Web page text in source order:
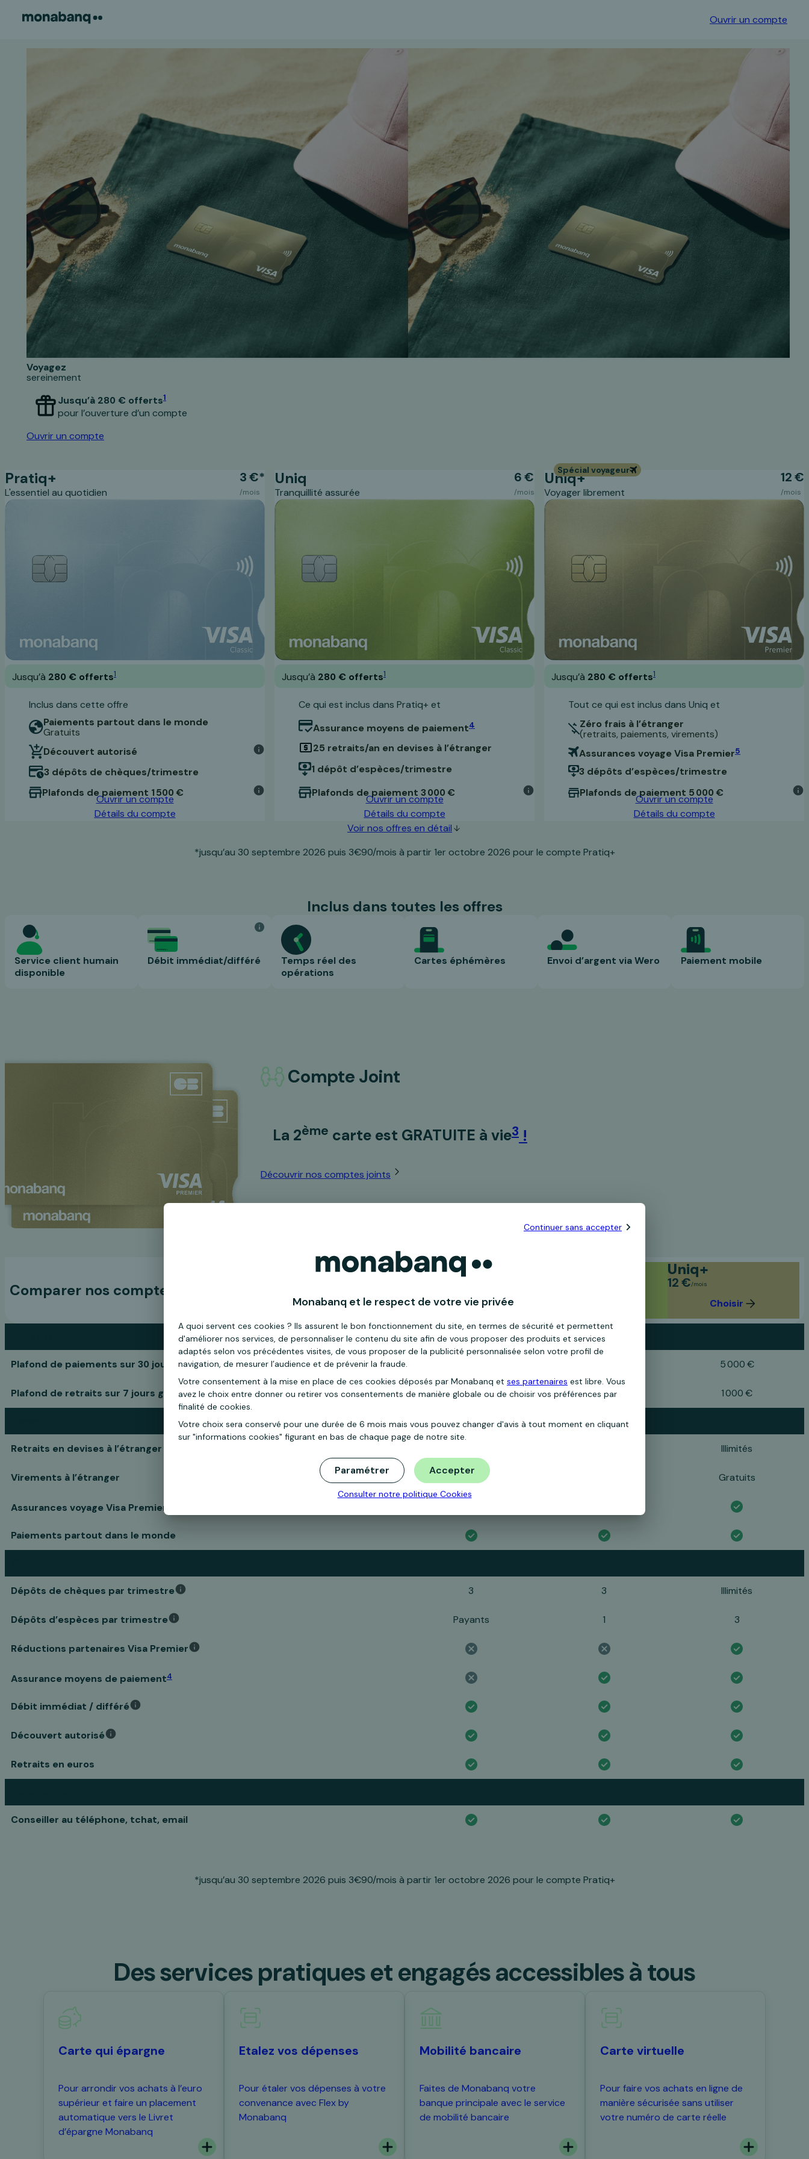
Ouvrir un compte
Voyagez
sereinement
Ouvrir un compte
Jusqu’à 280 € offerts1
pour l’ouverture d’un compte
Pratiq+
L'essentiel au quotidien
3 €*
/mois
Jusqu’à 280 € offerts1
Inclus dans cette offre
Paiements partout dans le monde
Gratuits
Découvert autorisé
3 dépôts de chèques/trimestre
Plafonds de paiement 1 500 €
Ouvrir un compte
Détails du compte
Uniq
Tranquillité assurée
6 €
/mois
Jusqu’à 280 € offerts1
Ce qui est inclus dans Pratiq+ et
Assurance moyens de paiement4
25 retraits/an en devises à l’étranger
1 dépôt d’espèces/trimestre
Plafonds de paiement 3 000 €
Ouvrir un compte
Détails du compte
Spécial voyageur
Uniq+
Voyager librement
12 €
/mois
Jusqu’à 280 € offerts1
Tout ce qui est inclus dans Uniq et
Zéro frais à l’étranger
(retraits, paiements, virements)
Assurances voyage Visa Premier5
3 dépôts d’espèces/trimestre
Plafonds de paiement 5 000 €
Ouvrir un compte
Détails du compte
Voir nos offres en détail
*jusqu’au 30 septembre 2026 puis 3€90/mois à partir 1er octobre 2026 pour le compte Pratiq+
Inclus dans toutes les offres
Service client humain
disponible
Débit immédiat/différé
Temps réel des
opérations
Cartes éphémères Envoi d’argent via Wero Paiement mobile
Compte Joint
La 2ème carte est GRATUITE à vie3!
Découvrir nos comptes joints
Comparer nos comptes
Pratiq+
Choisir
Uniq+
12 €/mois
Choisir
Plafond de paiements sur 30 jours glissants 5 000 €
Plafond de retraits sur 7 jours glissants 500 € 700 € 1 000 €
Retraits en devises à l’étranger Illimités
Virements à l’étranger Payants Gratuits
Assurances voyage Visa Premier
Paiements partout dans le monde
Dépôts de chèques par trimestre 3 3 Illimités
Dépôts d’espèces par trimestre Payants 1 3
Réductions partenaires Visa Premier
Assurance moyens de paiement4
Débit immédiat / différé
Découvert autorisé
Retraits en euros
Conseiller au téléphone, tchat, email
*jusqu’au 30 septembre 2026 puis 3€90/mois à partir 1er octobre 2026 pour le compte Pratiq+
Des services pratiques et engagés accessibles à tous
Carte qui épargne
Pour arrondir vos achats à l’euro
supérieur et faire un placement
automatique vers le Livret
d’épargne Monabanq
Etalez vos dépenses
Pour étaler vos dépenses à votre
convenance avec Flex by
Monabanq
Mobilité bancaire
Faites de Monabanq votre
banque principale avec le service
de mobilité bancaire
Carte virtuelle
Pour faire vos achats en ligne de
manière sécurisée sans utiliser
votre numéro de carte réelle
Continuer sans accepter
Monabanq et le respect de votre vie privée
A quoi servent ces cookies ? Ils assurent le bon fonctionnement du site, en termes de sécurité et permettent
d'améliorer nos services, de personnaliser le contenu du site afin de vous proposer des produits et services
adaptés selon vos précédentes visites, de vous proposer de la publicité personnalisée selon votre profil de
navigation, de mesurer l’audience et de prévenir la fraude.
Votre consentement à la mise en place de ces cookies déposés par Monabanq et ses partenaires est libre. Vous
avez le choix entre donner ou retirer vos consentements de manière globale ou de choisir vos préférences par
finalité de cookies.
Votre choix sera conservé pour une durée de 6 mois mais vous pouvez changer d'avis à tout moment en cliquant
sur "informations cookies" figurant en bas de chaque page de notre site.
Accepter
Paramétrer
Consulter notre politique Cookies